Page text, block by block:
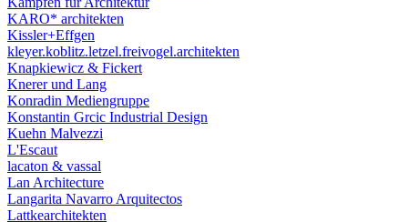
KARO* architekten
Kissler+Effgen
kleyer.koblitz.letzel.freivogel.architekten
Knapkiewicz & Fickert
Knerer und Lang
Konradin Mediengruppe
Konstantin Grcic Industrial Design
Kuehn Malvezzi
L'Escaut
lacaton & vassal
Lan Architecture
Langarita Navarro Arquitectos
Lattkearchitekten